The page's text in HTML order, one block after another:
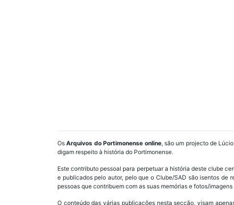
OsArquivos do Portimonense online, são um projecto de
digam respeito à história do Portimonense.
Este contributo pessoal para perpetuar a história deste clube
e publicados pelo autor, pelo que o Clube/SAD são isentos de
pessoas que contribuem com as suas memórias e fotos/
O conteúdo das várias publicações nesta secção, visam